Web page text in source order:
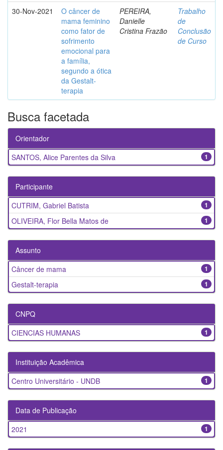
30-Nov-2021
O câncer de
mama feminino
como fator de
sofrimento
emocional para
a família,
segundo a ótica
da Gestalt-
terapia
PEREIRA,
Danielle
Cristina Frazão
Trabalho
de
Conclusão
de Curso
Busca facetada
Orientador
1
SANTOS, Alice Parentes da Silva
Participante
1
CUTRIM, Gabriel Batista
1
OLIVEIRA, Flor Bella Matos de
Assunto
1
Câncer de mama
1
Gestalt-terapia
CNPQ
1
CIENCIAS HUMANAS
Instituição Acadêmica
1
Centro Universitário - UNDB
Data de Publicação
1
2021